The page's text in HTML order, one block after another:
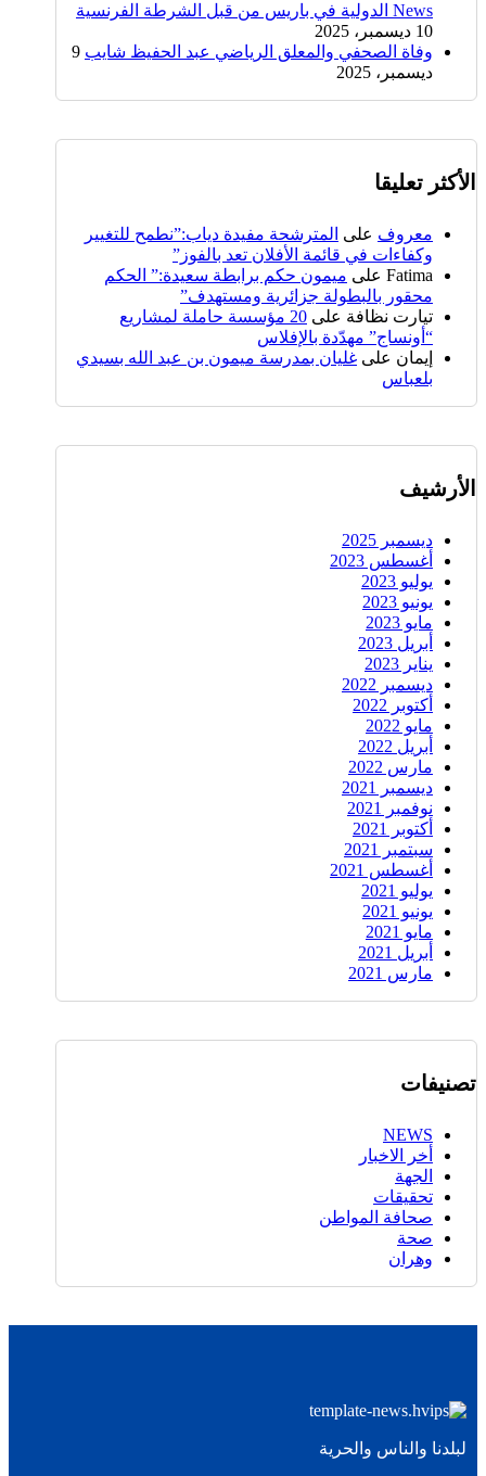
News الدولية في باريس من قبل الشرطة الفرنسية
10 ديسمبر، 2025
وفاة الصحفي والمعلق الرياضي عبد الحفيظ شايب 9
ديسمبر، 2025
الأكثر تعليقا
معروف على المترشحة مفيدة دياب:”نطمح للتغيير
وكفاءات في قائمة الأفلان تعد بالفوز”
Fatima على ميمون حكم برابطة سعيدة:” الحكم
محقور بالبطولة جزائرية ومستهدف”
تيارت نظافة على
20 مؤسسة حاملة لمشاريع
“أونساج” مهدّدة بالإفلاس
إيمان على غليان بمدرسة ميمون بن عبد الله بسيدي
بلعباس
الأرشيف
ديسمبر 2025
أغسطس 2023
يوليو 2023
يونيو 2023
مايو 2023
أبريل 2023
يناير 2023
ديسمبر 2022
أكتوبر 2022
مايو 2022
أبريل 2022
مارس 2022
ديسمبر 2021
نوفمبر 2021
أكتوبر 2021
سبتمبر 2021
أغسطس 2021
يوليو 2021
يونيو 2021
مايو 2021
أبريل 2021
مارس 2021
تصنيفات
NEWS
أخر الاخبار
الجهة
تحقيقات
صحافة المواطن
صحة
وهران
لبلدنا والناس والحرية